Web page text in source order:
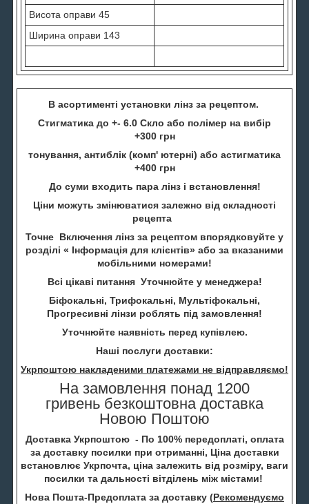
Висота оправи 45
Ширина оправи 143
В асортименті установки лінз за рецептом.
Стигматика до +- 6.0 Скло або полімер на вибір
+300 грн
тонування, антиблік (комп' ютерні) або астигматика
+400 грн
До суми входить пара лінз і встановлення!
Ціни можуть змінюватися залежно від складності
рецепта
Точне Включення лінз за рецептом впорядковуйте у
розділі « Інформація для клієнтів» або за вказаними
мобільними номерами!
Всі цікаві питання Уточнюйте у менеджера!
Біфокальні, Трифокальні, Мультіфокальні,
Прогресивні лінзи роблять під замовлення!
Уточнюйте наявність перед купівлею.
Наші послуги доставки:
Укрпоштою накладеними платежами не відправляємо!
На замовлення понад 1200
гривень безкоштовна доставка
Новою Поштою
Доставка Укрпоштою - По 100% передоплаті, оплата
за доставку посилки при отриманні, Ціна доставки
встановлює Укрпочта, ціна залежить від розміру, ваги
посилки та дальності вітділень між містами!
Нова Пошта-Предоплата за доставку (Рекомендуємо